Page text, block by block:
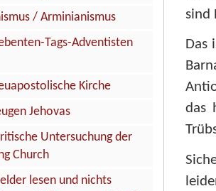
/ Arminianismus
Tags-Adventisten
Kirche
Jehovas
Untersuchung der
Church
lesen und nichts
sind
Das
das